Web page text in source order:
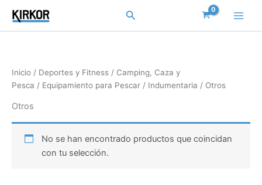
contenido
Buscar
Inicio / Deportes y Fitness / Camping, Caza y
Pesca / Equipamiento para Pescar / Indumentaria / Otros
Otros
No se han encontrado productos que coincidan
con tu selección.